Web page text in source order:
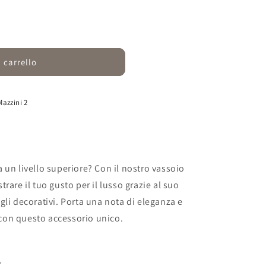
carrello
2
livello superiore? Con il nostro vassoio
il tuo gusto per il lusso grazie al suo
decorativi. Porta una nota di eleganza e
questo accessorio unico.